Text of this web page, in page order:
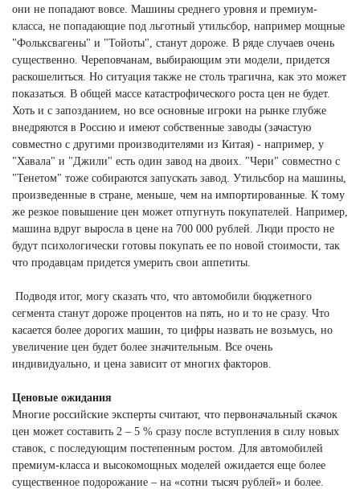
они не попадают вовсе. Машины среднего уровня и премиум-
класса, не попадающие под льготный утильсбор, например мощные
"Фольксвагены" и "Тойоты", станут дороже. В ряде случаев очень
существенно. Череповчанам, выбирающим эти модели, придется
раскошелиться. Но ситуация также не столь трагична, как это может
показаться. В общей массе катастрофического роста цен не будет.
Хоть и с запозданием, но все основные игроки на рынке глубже
внедряются в Россию и имеют собственные заводы (зачастую
совместно с другими производителями из Китая) - например, у
"Хавала" и "Джили" есть один завод на двоих. "Чери" совместно с
"Тенетом" тоже собираются запускать завод. Утильсбор на машины,
произведенные в стране, меньше, чем на импортированные. К тому
же резкое повышение цен может отпугнуть покупателей. Например,
машина вдруг выросла в цене на 700 000 рублей. Люди просто не
будут психологически готовы покупать ее по новой стоимости, так
что продавцам придется умерить свои аппетиты.
Подводя итог, могу сказать что, что автомобили бюджетного
сегмента станут дороже процентов на пять, но и то не сразу. Что
касается более дорогих машин, то цифры назвать не возьмусь, но
увеличение цен будет более значительным. Все очень
индивидуально, и цена зависит от многих факторов.
Ценовые ожидания
Многие российские эксперты считают, что первоначальный скачок
цен может составить 2 – 5 % сразу после вступления в силу новых
ставок, с последующим постепенным ростом. Для автомобилей
премиум-класса и высокомощных моделей ожидается еще более
существенное подорожание – на «сотни тысяч рублей» и более.